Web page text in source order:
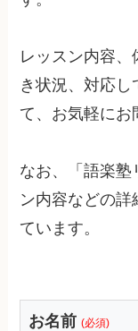
レッスン内容
き状況、対応
て、お気軽にお
なお、「語楽塾
ン内容などの詳
ています。
お名前 (必須)